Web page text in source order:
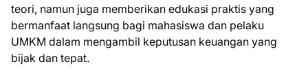
teori, namun juga memberikan edukasi praktis yang
bermanfaat langsung bagi mahasiswa dan pelaku
UMKM dalam mengambil keputusan keuangan yang
bijak dan tepat.